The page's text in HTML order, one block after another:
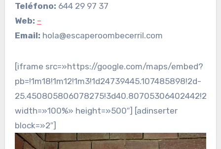
Teléfono: 644 29 97 37
Web: –
Email: hola@escaperoombecerril.com
[iframe src=»https://google.com/maps/embed?
pb=!1m18!1m12!1m3!1d24739445.107485898!2d-
width=»100%» height=»500″] [adinserter
block=»2″]